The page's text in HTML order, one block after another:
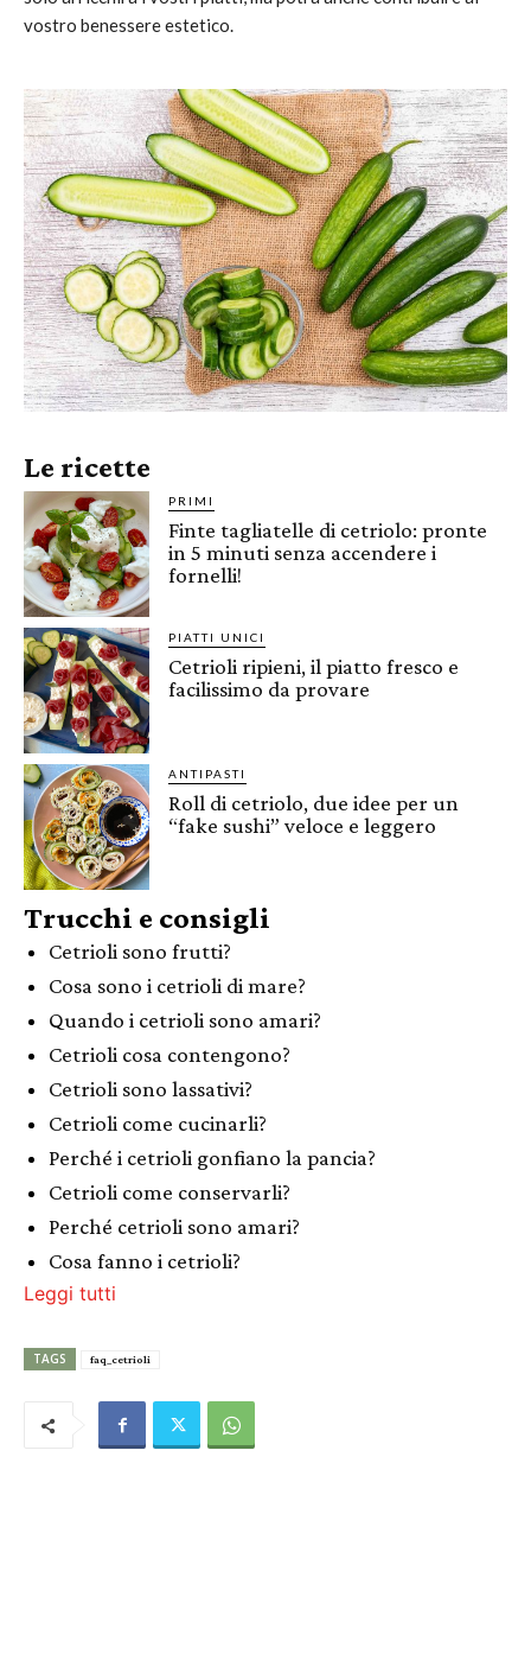
vostro benessere estetico.
Le ricette
PRIMI
Finte tagliatelle di cetriolo: pronte
in 5 minuti senza accendere i
fornelli!
PIATTI UNICI
Cetrioli ripieni, il piatto fresco e
facilissimo da provare
ANTIPASTI
Roll di cetriolo, due idee per un
“fake sushi” veloce e leggero
Trucchi e consigli
Cetrioli sono frutti?
Cosa sono i cetrioli di mare?
Quando i cetrioli sono amari?
Cetrioli cosa contengono?
Cetrioli sono lassativi?
Cetrioli come cucinarli?
Perché i cetrioli gonfiano la pancia?
Cetrioli come conservarli?
Perché cetrioli sono amari?
Cosa fanno i cetrioli?
Leggi tutti
TAGS faq_cetrioli